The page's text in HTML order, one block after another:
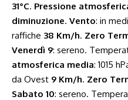
31°C. Pressione
diminuzione. Vento: in
raffiche 38 Km/h. Zero
Venerdì 9: sereno.
atmosferica media: 1015
da Ovest 9 Km/h. Zero
Sabato 10: sereno.